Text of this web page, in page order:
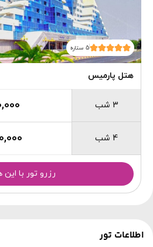
5 ستاره
هتل پارمیس
3 شب
4 شب
رزرو تور با
اطلاعات تور